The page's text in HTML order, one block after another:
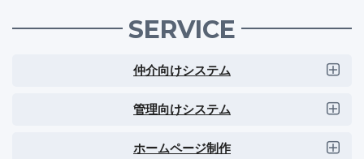
SERVICE
仲介向けシステム
管理向けシステム
ホームページ制作